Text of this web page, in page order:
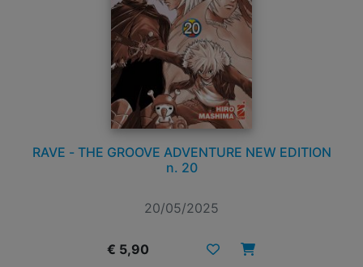
RAVE - THE GROOVE ADVENTURE NEW EDITION
n. 20
20/05/2025
€ 5,90